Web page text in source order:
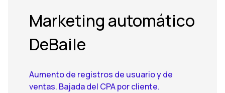
Marketing automático
DeBaile
Aumento de registros de usuario y de
ventas. Bajada del CPA por cliente.